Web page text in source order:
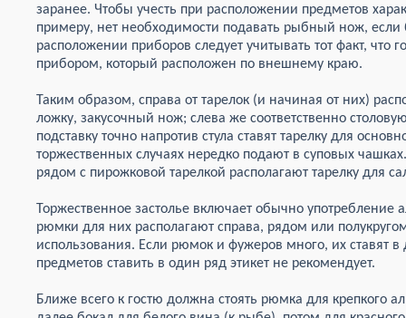
заранее. Чтобы учесть при расположении предметов
примеру, нет необходимости подавать рыбный нож,
расположении приборов следует учитывать тот факт, что
прибором, который расположен по внешнему краю.
Таким образом, справа от тарелок (и начиная от них)
ложку, закусочный нож; слева же соответственно
подставку точно напротив стула ставят тарелку для
торжественных случаях нередко подают в суповых
рядом с пирожковой тарелкой располагают тарелку для
Торжественное застолье включает обычно употребление
рюмки для них располагают справа, рядом или
использования. Если рюмок и фужеров много, их ставят в
предметов ставить в один ряд этикет не рекомендует.
Ближе всего к гостю должна стоять рюмка для крепкого